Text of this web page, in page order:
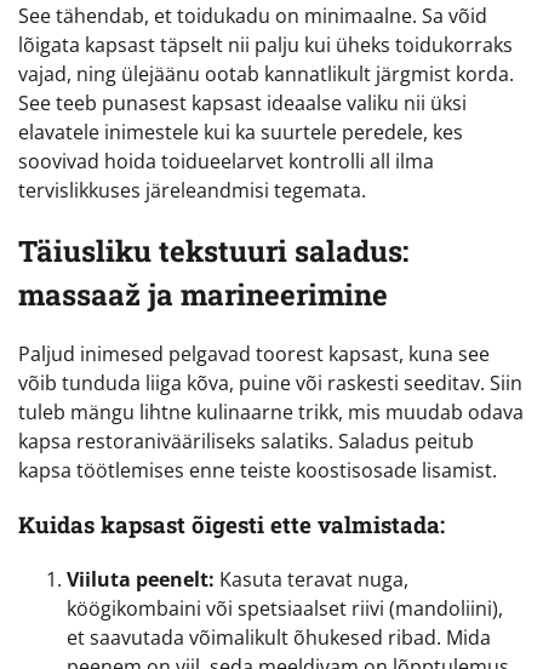
See tähendab, et toidukadu on minimaalne. Sa võid
lõigata kapsast täpselt nii palju kui üheks toidukorraks
vajad, ning ülejäänu ootab kannatlikult järgmist korda.
See teeb punasest kapsast ideaalse valiku nii üksi
elavatele inimestele kui ka suurtele peredele, kes
soovivad hoida toidueelarvet kontrolli all ilma
tervislikkuses järeleandmisi tegemata.
Täiusliku tekstuuri saladus:
massaaž ja marineerimine
Paljud inimesed pelgavad toorest kapsast, kuna see
võib tunduda liiga kõva, puine või raskesti seeditav. Siin
tuleb mängu lihtne kulinaarne trikk, mis muudab odava
kapsa restoranivääriliseks salatiks. Saladus peitub
kapsa töötlemises enne teiste koostisosade lisamist.
Kuidas kapsast õigesti ette valmistada:
Viiluta peenelt: Kasuta teravat nuga,
köögikombaini või spetsiaalset riivi (mandoliini),
et saavutada võimalikult õhukesed ribad. Mida